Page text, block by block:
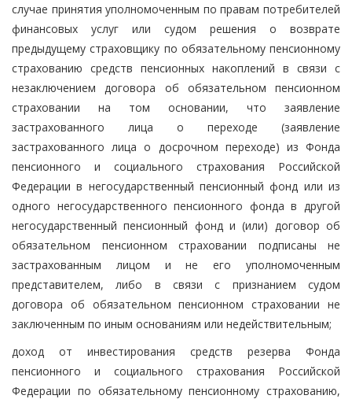
случае принятия уполномоченным по правам потребителей
финансовых услуг или судом решения о возврате
предыдущему страховщику по обязательному пенсионному
страхованию средств пенсионных накоплений в связи с
незаключением договора об обязательном пенсионном
страховании на том основании, что заявление
застрахованного лица о переходе (заявление
застрахованного лица о досрочном переходе) из Фонда
пенсионного и социального страхования Российской
Федерации в негосударственный пенсионный фонд или из
одного негосударственного пенсионного фонда в другой
негосударственный пенсионный фонд и (или) договор об
обязательном пенсионном страховании подписаны не
застрахованным лицом и не его уполномоченным
представителем, либо в связи с признанием судом
договора об обязательном пенсионном страховании не
заключенным по иным основаниям или недействительным;
доход от инвестирования средств резерва Фонда
пенсионного и социального страхования Российской
Федерации по обязательному пенсионному страхованию,